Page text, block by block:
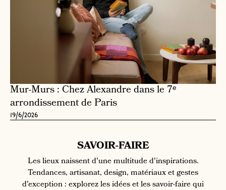
Mur-Murs : Chez Alexandre dans le 7ᵉ
arrondissement de Paris
19/6/2026
SAVOIR-FAIRE
Les lieux naissent d'une multitude d'inspirations.
Tendances, artisanat, design, matériaux et gestes
d'exception : explorez les idées et les savoir-faire qui